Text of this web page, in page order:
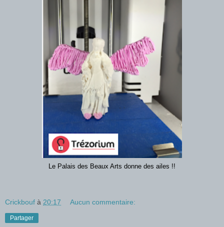
Le Palais des Beaux Arts donne des ailes !!
Crickbouf à 20:17 Aucun commentaire:
Partager